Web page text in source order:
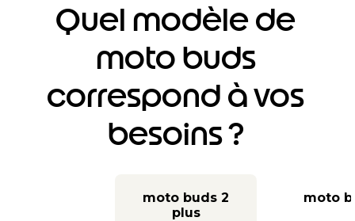
Quel modèle de
moto buds
correspond à vos
besoins ?
moto buds 2
plus
moto